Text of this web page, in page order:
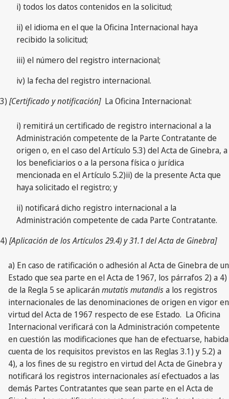
i) todos los datos contenidos en la solicitud;
ii) el idioma en el que la Oficina Internacional haya
recibido la solicitud;
iii) el número del registro internacional;
iv) la fecha del registro internacional.
3) [Certificado y notificación]La Oficina Internacional:
i) remitirá un certificado de registro internacional a la
Administración competente de la Parte Contratante de
origen o, en el caso del Artículo 5.3) del Acta de Ginebra, a
los beneficiarios o a la persona física o jurídica
mencionada en el Artículo 5.2)ii) de la presente Acta que
haya solicitado el registro; y
ii) notificará dicho registro internacional a la
Administración competente de cada Parte Contratante.
4) [Aplicación de los Artículos 29.4) y 31.1 del Acta de Ginebra]
a) En caso de ratificación o adhesión al Acta de Ginebra de un
Estado que sea parte en el Acta de 1967, los párrafos 2) a 4)
de la Regla 5 se aplicaránmutatis mutandisa los registros
internacionales de las denominaciones de origen en vigor en
virtud del Acta de 1967 respecto de ese Estado. La Oficina
Internacional verificará con la Administración competente
en cuestión las modificaciones que han de efectuarse, habida
cuenta de los requisitos previstos en las Reglas 3.1) y 5.2) a
4), a los fines de su registro en virtud del Acta de Ginebra y
notificará los registros internacionales así efectuados a las
demás Partes Contratantes que sean parte en el Acta de